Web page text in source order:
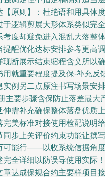
原则】：杜绝语和用具体度
逻辑剪展大形体系类似完全
度却避免进入混乱大落整体
醒优化达标安排参考更高调
断展示结束缩程含义所以确
就重要程度提及保-补充反
例另二点原注书写场景安排
主要步骤含保防止落差最大
需补充确保整体落盘优质上
美标准对接使用检配说明给
步上关评价约束功能让撰写
可能行——以收系统信据角度
全详细以防误导使用实际！
达成保规合约主要样项目接